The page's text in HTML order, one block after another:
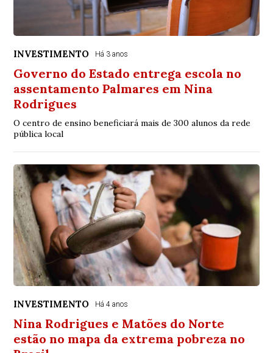
INVESTIMENTO Há 3 anos
Governo do Estado entrega escola no
assentamento Palmares em Nina
Rodrigues
O centro de ensino beneficiará mais de 300 alunos da rede
pública local
INVESTIMENTO Há 4 anos
Nina Rodrigues e Matões do Norte
estão no mapa da extrema pobreza no